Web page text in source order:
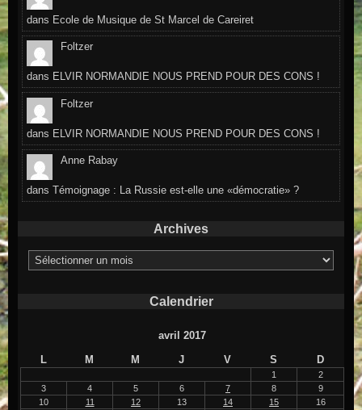
dans Ecole de Musique de St Marcel de Careiret
Foltzer
dans ELVIR NORMANDIE NOUS PREND POUR DES CONS !
Foltzer
dans ELVIR NORMANDIE NOUS PREND POUR DES CONS !
Anne Rabay
dansTémoignage : La Russie est-elle une «démocratie» ?
Archives
Archives
Calendrier
avril 2017
L
M M J V S D
1
2
3
4 5 6 7 8
9
10
11 12 13 14 15
16